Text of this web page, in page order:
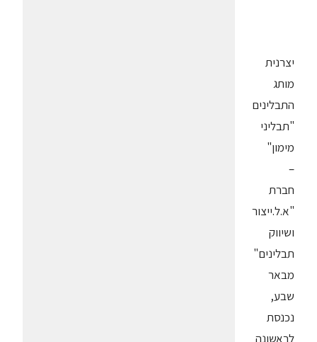
יצרנית
מותג
התבלינים
"תבליני
מימון"
–
חברת
"א.ל.ייצור
ושיווק
תבלינים"
מבאר
שבע,
נכנסת
לראשונה